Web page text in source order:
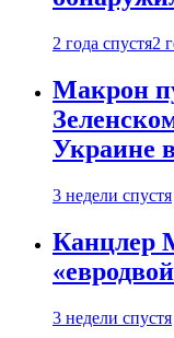
2 года спустя2
Макрон
Украине
3 недели спустя
Канцлер
3 недели спустя